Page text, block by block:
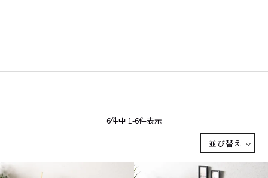
並び替え
6件中 1-6件表示